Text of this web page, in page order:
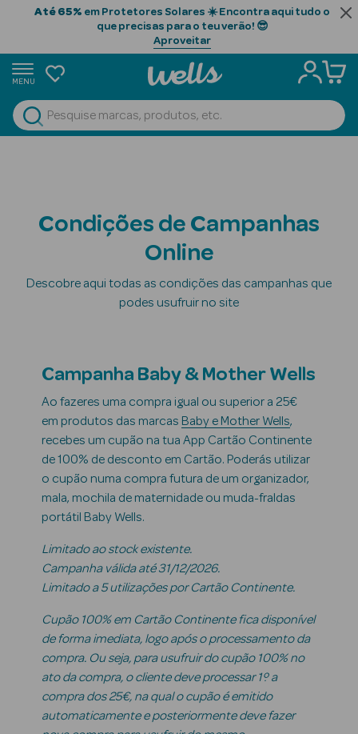
Até 65% em Protetores Solares ☀️ Encontra aqui tudo o
que precisas para o teu verão! 😎
Aproveitar
MENU
Ver Tudo
Profissional
Cosmética
Beauty Season
Cuidados de
Cabelo
Beauty Season
Maquilhagem
Beauty Season
Luxo
Beauty Season
Nutricosmética
Beauty Season
Perfumes
Beauty Season
Solares
Condições de Campanhas
Online
Descobre aqui todas as condições das campanhas que
podes usufruir no site
Campanha Baby & Mother Wells
Ao fazeres uma compra igual ou superior a 25€
em produtos das marcas Baby e Mother Wells,
recebes um cupão na tua App Cartão Continente
de 100% de desconto em Cartão. Poderás utilizar
o cupão numa compra futura de um organizador,
mala, mochila de maternidade ou muda-fraldas
portátil Baby Wells.
Limitado ao stock existente.
Campanha válida até 31/12/2026.
Limitado a 5 utilizações por Cartão Continente.
Cupão 100% em Cartão Continente fica disponível
de forma imediata, logo após o processamento da
compra. Ou seja, para usufruir do cupão 100% no
ato da compra, o cliente deve processar 1º a
compra dos 25€, na qual o cupão é emitido
automaticamente e posteriormente deve fazer